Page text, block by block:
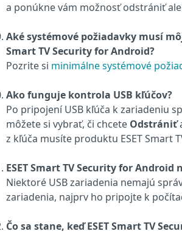
a ponúkne vám možnosť odstrániť
Aké systémové požiadavky musí
Smart TV Security for Android?
Pozrite si minimálne systémové
Ako funguje kontrola USB kľúčov?
Po pripojení USB kľúča k zariadeniu
môžete si vybrať, či chcete Odstrániť
z kľúča musíte produktu ESET Smart
ESET Smart TV Security for
Niektoré USB zariadenia nemajú
zariadenia, najprv ho pripojte k
Čo sa stane, keď ESET Smart TV